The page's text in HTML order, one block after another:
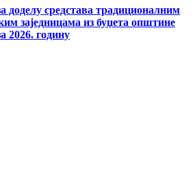
доделу средстава традиционалним
заједницама из буџета општине
2026. годину